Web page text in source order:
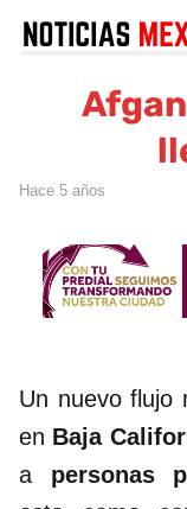
hace 5 años
Un nuevo flujo
en Baja
a personas